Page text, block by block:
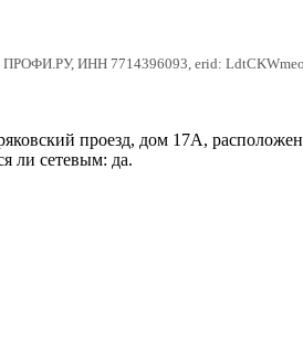
ПРОФИ.РУ, ИНН 7714396093, erid: LdtCKWmeo
проезд, дом 17А,
ли сетевым: да.